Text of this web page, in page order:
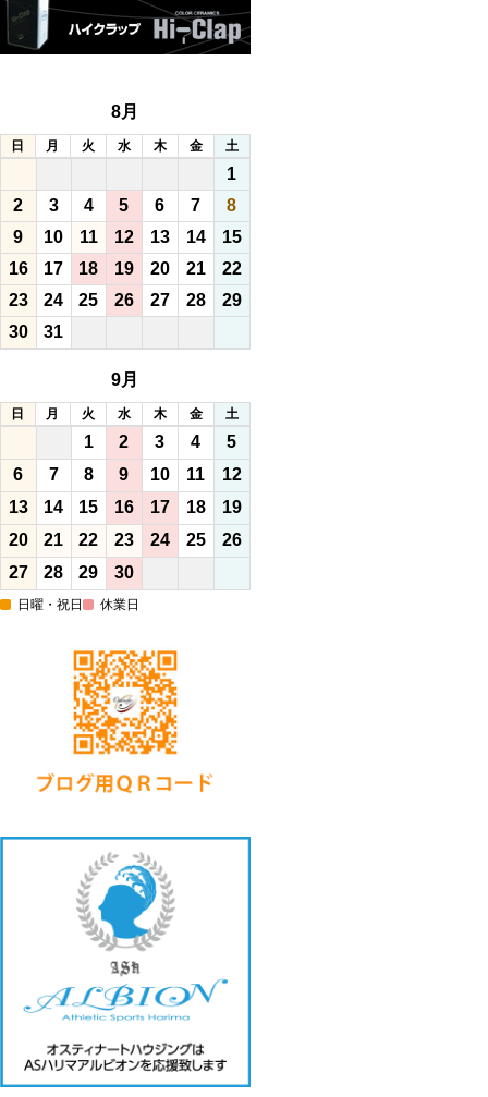
8月
日 月 火 水 木 金 土
1
2
3 4 5 6 7
8
9
10 11 12 13 14
15
16
17 18 19 20 21
22
23
24 25 26 27 28
29
30
31
9月
日 月 火 水 木 金 土
1 2 3 4
5
6
7 8 9 10 11
12
13
14 15 16 17 18
19
20
21 22 23 24 25
26
27
28 29 30
日曜・祝日 休業日